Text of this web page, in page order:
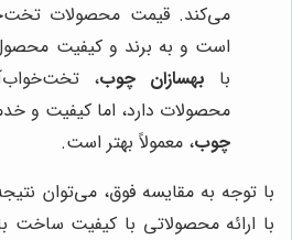
می‌کند. قیمت محصولات
است و به برند و کیفیت
با بهسازان چوب،
محصولات دارد، اما کیفیت و
چوب، معمولاً بهتر است.
با توجه به مقایسه فوق، می‌توان
با ارائه محصولاتی با کیفیت ساخت